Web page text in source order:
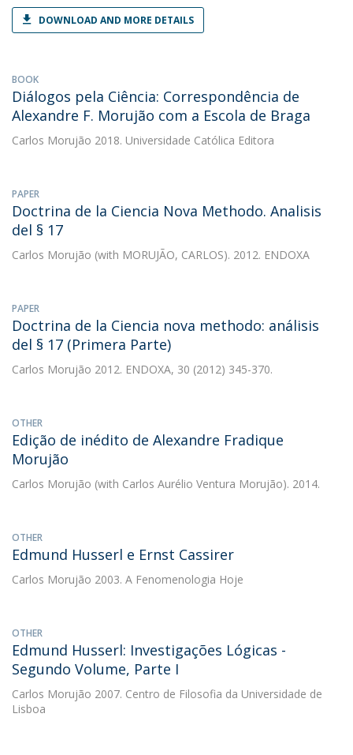
DOWNLOAD AND MORE DETAILS
BOOK
Diálogos pela Ciência: Correspondência de
Alexandre F. Morujão com a Escola de Braga
Carlos Morujão 2018. Universidade Católica Editora
PAPER
Doctrina de la Ciencia Nova Methodo. Analisis
del § 17
Carlos Morujão (with MORUJÃO, CARLOS). 2012. ENDOXA
PAPER
Doctrina de la Ciencia nova methodo: análisis
del § 17 (Primera Parte)
Carlos Morujão 2012. ENDOXA, 30 (2012) 345-370.
OTHER
Edição de inédito de Alexandre Fradique
Morujão
Carlos Morujão (with Carlos Aurélio Ventura Morujão). 2014.
OTHER
Edmund Husserl e Ernst Cassirer
Carlos Morujão 2003. A Fenomenologia Hoje
OTHER
Edmund Husserl: Investigações Lógicas -
Segundo Volume, Parte I
Carlos Morujão 2007. Centro de Filosofia da Universidade de
Lisboa